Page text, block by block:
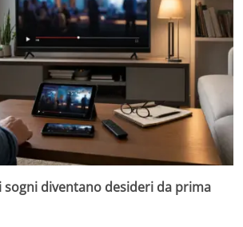
sogni diventano desideri da prima